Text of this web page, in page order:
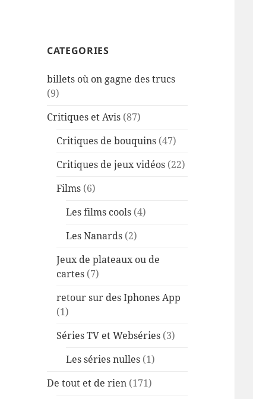
CATEGORIES
billets où on gagne des trucs
(9)
Critiques et Avis (87)
Critiques de bouquins (47)
Critiques de jeux vidéos (22)
Films (6)
Les films cools (4)
Les Nanards (2)
Jeux de plateaux ou de
cartes (7)
retour sur des Iphones App
(1)
Séries TV et Webséries (3)
Les séries nulles (1)
De tout et de rien (171)